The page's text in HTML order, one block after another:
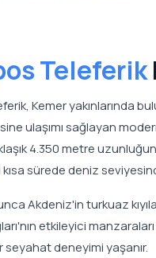
Teleferik
Kemer yakınlarında
ulaşımı sağlayan
4.350 metre
sürede deniz
Akdeniz'in turkuaz
etkileyici
deneyimi yaşanır.